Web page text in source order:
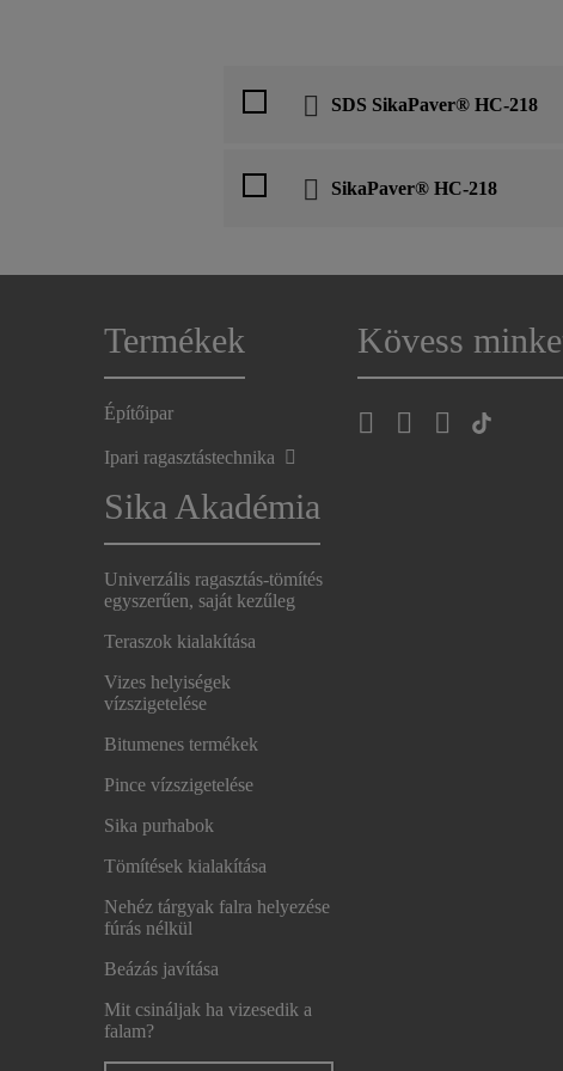
SDS SikaPaver® HC-218
SikaPaver® HC-218
Termékek
Építőipar
Ipari ragasztástechnika
Sika Akadémia
Univerzális ragasztás-tömítés
egyszerűen, saját kezűleg
Teraszok kialakítása
Vizes helyiségek
vízszigetelése
Bitumenes termékek
Pince vízszigetelése
Sika purhabok
Tömítések kialakítása
Nehéz tárgyak falra helyezése
fúrás nélkül
Beázás javítása
Mit csináljak ha vizesedik a
falam?
Kövess